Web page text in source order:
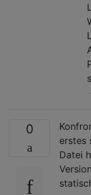
0
erstes
Datei